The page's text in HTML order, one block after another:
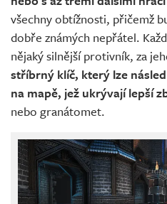
všechny obtížnosti, přičemž
dobře známých nepřátel.
nějaký silnější protivník, za
stříbrný klíč, který lze
na mapě, jež ukrývají lepší
nebo granátomet.